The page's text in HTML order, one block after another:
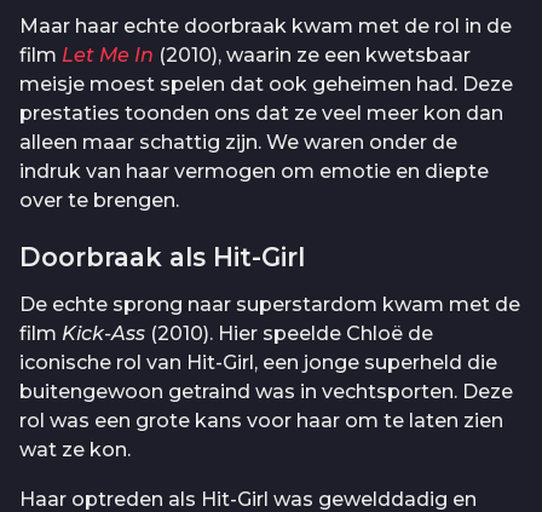
Maar haar echte doorbraak kwam met de rol in de
film Let Me In (2010), waarin ze een kwetsbaar
meisje moest spelen dat ook geheimen had. Deze
prestaties toonden ons dat ze veel meer kon dan
alleen maar schattig zijn. We waren onder de
indruk van haar vermogen om emotie en diepte
over te brengen.
Doorbraak als Hit-Girl
De echte sprong naar superstardom kwam met de
film Kick-Ass (2010). Hier speelde Chloë de
iconische rol van Hit-Girl, een jonge superheld die
buitengewoon getraind was in vechtsporten. Deze
rol was een grote kans voor haar om te laten zien
wat ze kon.
Haar optreden als Hit-Girl was gewelddadig en